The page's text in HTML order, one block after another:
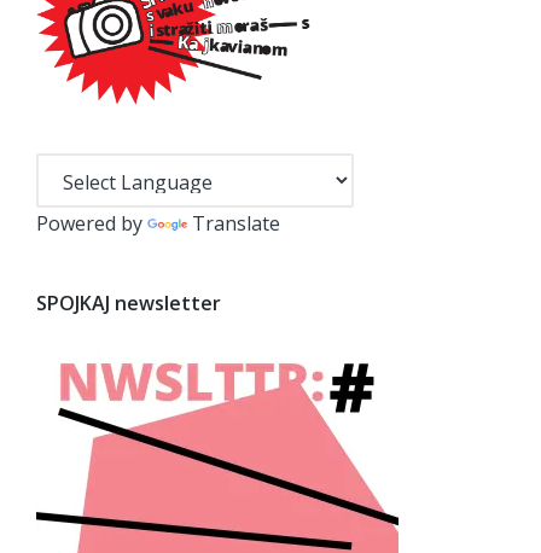
Powered by Translate
SPOJKAJ newsletter